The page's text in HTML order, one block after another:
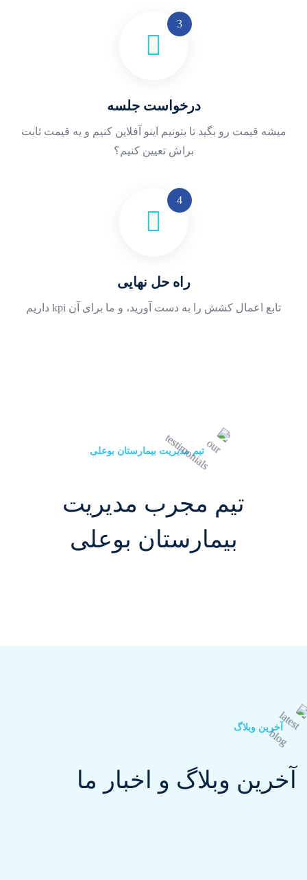
درخواست جلسه
میشه قیمت رو بگید تا بتونیم اینو آفلاین کنیم و یه قیمت ثابت
براش تعیین کنیم؟
راه حل نهایی
تابع اعمال کشش را به دست آورید، و ما برای آن kpi داریم
تیم مدیریت بیمارستان بوعلی
تیم مجرب مدیریت
بیمارستان بوعلی
آخرین وبلاگ
آخرین وبلاگ و اخبار ما